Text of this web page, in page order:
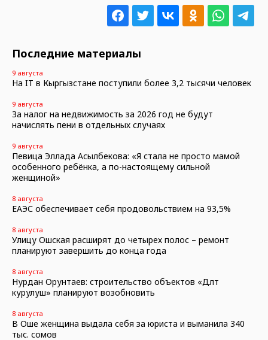
Последние материалы
9 августа
На IT в Кыргызстане поступили более 3,2 тысячи человек
9 августа
За налог на недвижимость за 2026 год не будут
начислять пени в отдельных случаях
9 августа
Певица Эллада Асылбекова: «Я стала не просто мамой
особенного ребёнка, а по-настоящему сильной
женщиной»
8 августа
ЕАЭС обеспечивает себя продовольствием на 93,5%
8 августа
Улицу Ошская расширят до четырех полос – ремонт
планируют завершить до конца года
8 августа
Нурдан Орунтаев: строительство объектов «Дөөлөт
курулуш» планируют возобновить
8 августа
В Оше женщина выдала себя за юриста и выманила 340
тыс. сомов